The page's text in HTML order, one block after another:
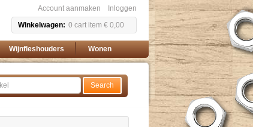
Inloggen
Account aanmaken
Winkelwagen
0 cart item € 0,00
Wijnfleshouders Wonen
Search